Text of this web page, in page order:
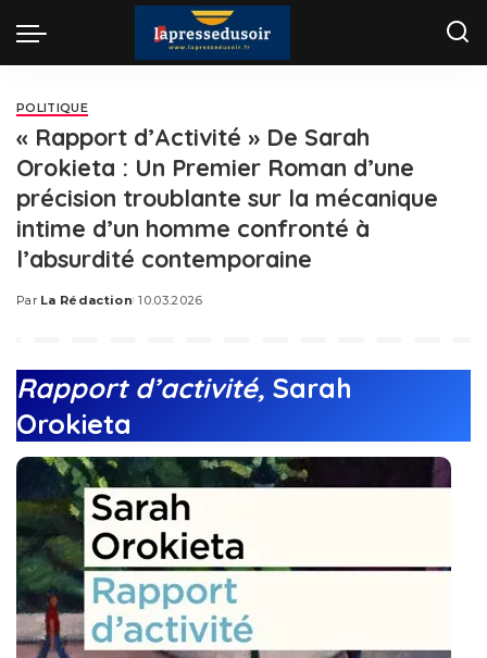
POLITIQUE
« Rapport d’Activité » De Sarah
Orokieta : Un Premier Roman d’une
précision troublante sur la mécanique
intime d’un homme confronté à
l’absurdité contemporaine
Posted
Par La Rédaction 10.03.2026
Rapport d’activité, Sarah
Orokieta